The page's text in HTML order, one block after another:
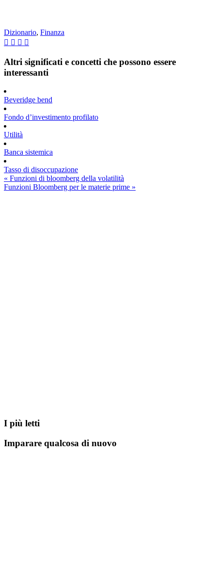
Dizionario, Finanza
Altri significati e concetti che possono essere
interessanti
Beveridge bend
Fondo d’investimento profilato
Utilità
Banca sistemica
Tasso di disoccupazione
Post
precedente:
« Funzioni di bloomberg della volatilità
Post
Funzioni Bloomberg per le materie prime »
I più letti
Imparare qualcosa di nuovo